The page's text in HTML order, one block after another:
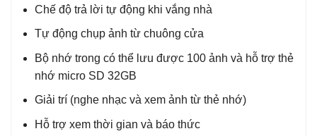
Chế độ trả lời tự động khi vắng nhà
Tự động chụp ảnh từ chuông cửa
Bộ nhớ trong có thể lưu được 100 ảnh và hỗ trợ thẻ
nhớ micro SD 32GB
Giải trí (nghe nhạc và xem ảnh từ thẻ nhớ)
Hỗ trợ xem thời gian và báo thức